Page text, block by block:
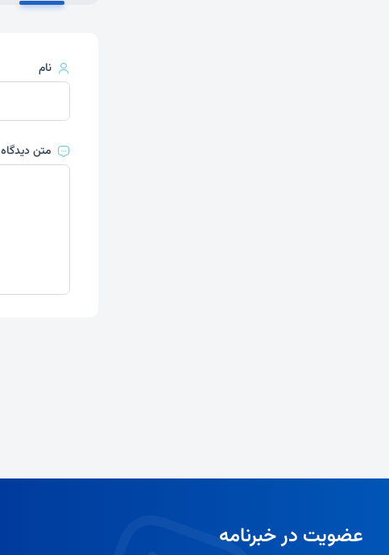
نام
متن دیدگاه
عضویت در خبرنامه